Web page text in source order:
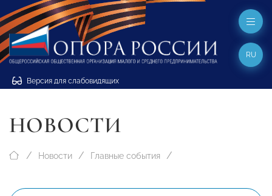
Версия для слабовидящих
RU
НОВОСТИ
Новости Главные события